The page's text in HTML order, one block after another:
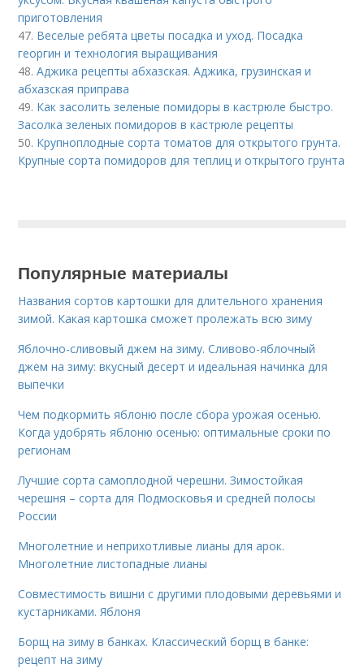
приготовления
47. Веселые ребята цветы посадка и уход. Посадка
георгин и технология выращивания
48.Аджика рецепты абхазская. Аджика, грузинская и
абхазская приправа
49. Как засолить зеленые помидоры в кастрюле быстро.
Засолка зеленых помидоров в кастрюле рецепты
50. Крупноплодные сорта томатов для открытого грунта.
Крупные сорта помидоров для теплиц и открытого грунта
Популярные материалы
Названия сортов картошки для длительного хранения
зимой. Какая картошка сможет пролежать всю зиму
Яблочно-сливовый джем на зиму. Сливово-яблочный
джем на зиму: вкусный десерт и идеальная начинка для
выпечки
Чем подкормить яблоню после сбора урожая осенью.
Когда удобрять яблоню осенью: оптимальные сроки по
регионам
Лучшие сорта самоплодной черешни. Зимостойкая
черешня – сорта для Подмосковья и средней полосы
России
Многолетние и неприхотливые лианы для арок.
Многолетние листопадные лианы
Совместимость вишни с другими плодовыми деревьями и
кустарниками. Яблоня
Борщ на зиму в банках. Классический борщ в банке:
рецепт на зиму